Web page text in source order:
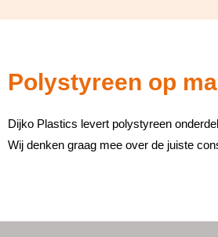
Polystyreen op
Dijko Plastics levert polystyreen
Wij denken graag mee over de juiste